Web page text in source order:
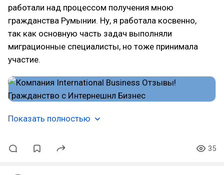
работали над процессом получения мною
гражданства Румынии. Ну, я работала косвенно,
так как основную часть задач выполняли
миграционные специалисты, но тоже принимала
участие.
Показать полностью
35